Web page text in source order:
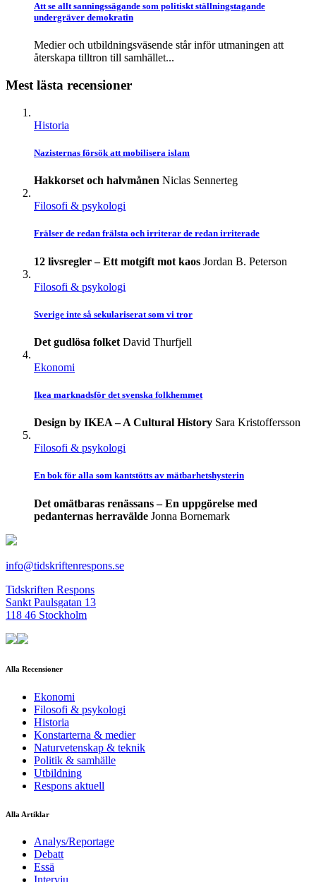
Att se allt sanningssägande som politiskt ställningstagande
undergräver demokratin
Medier och utbildningsväsende står inför utmaningen att
återskapa tilltron till samhället...
Mest lästa recensioner
Historia
Nazisternas försök att mobilisera islam
Hakkorset och halvmånen Niclas Sennerteg
Filosofi & psykologi
Frälser de redan frälsta och irriterar de redan irriterade
12 livsregler – Ett motgift mot kaos Jordan B. Peterson
Filosofi & psykologi
Sverige inte så sekulariserat som vi tror
Det gudlösa folket David Thurfjell
Ekonomi
Ikea marknadsför det svenska folkhemmet
Design by IKEA – A Cultural History Sara Kristoffersson
Filosofi & psykologi
En bok för alla som kantstötts av mätbarhetshysterin
Det omätbaras renässans – En uppgörelse med
pedanternas herravälde Jonna Bornemark
info@tidskriftenrespons.se
Tidskriften Respons
Sankt Paulsgatan 13
118 46 Stockholm
Alla Recensioner
Ekonomi
Filosofi & psykologi
Historia
Konstarterna & medier
Naturvetenskap & teknik
Politik & samhälle
Utbildning
Respons aktuell
Alla Artiklar
Analys/Reportage
Debatt
Essä